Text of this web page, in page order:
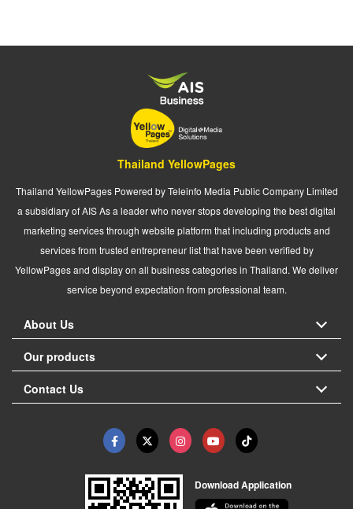
Thailand YellowPages
Thailand YellowPages Powered by Teleinfo Media Public Company Limited
a subsidiary of AIS As a leader who never stops developing the best digital
marketing services through website platform that including products and
services from trusted entrepreneur list that have been verified by
YellowPages and display on all business categories in Thailand. We deliver
service beyond expectation from professional team.
About Us
Our products
Contact Us
Download Application